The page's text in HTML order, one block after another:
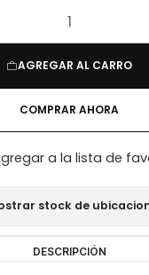
AGREGAR AL CARRO
COMPRAR AHORA
a la lista de
stock de
DESCRIPCIÓN